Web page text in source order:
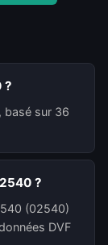
?
basé sur 36
?
(02540)
DVF